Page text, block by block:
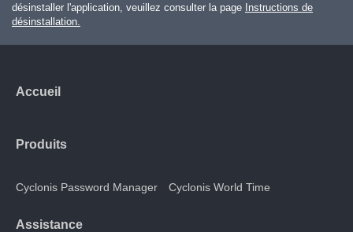
désinstaller l'application, veuillez consulter la page Instructions de
désinstallation.
Accueil
Produits
Cyclonis Password Manager Cyclonis World Time
Assistance